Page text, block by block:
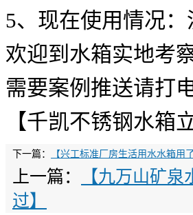
5、现在使用情况
欢迎到水箱实地考
需要案例推送请打电
【千凯不锈钢水箱
下一篇： 【兴工标准厂房生活用水水箱用
上一篇：
【九万山矿
过】